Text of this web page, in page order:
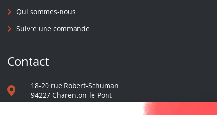
Qui sommes-nous
Suivre une commande
Contact
18-20 rue Robert-Schuman
94227 Charenton-le-Pont